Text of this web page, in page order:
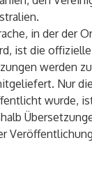
in der der
ist die
werden
Nur
wurde,